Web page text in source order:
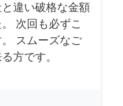
違い破格な金額
次回も必ずこ
スムーズなご
方です。